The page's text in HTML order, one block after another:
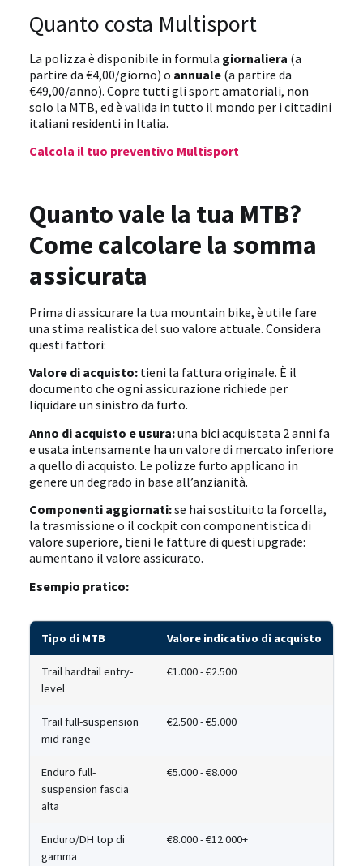
Quanto costa Multisport
La polizza è disponibile in formula giornaliera (a
partire da €4,00/giorno) o annuale(a partire da
€49,00/anno). Copre tutti gli sport amatoriali, non
solo la MTB, ed è valida in tutto il mondo per i cittadini
italiani residenti in Italia.
Calcola il tuo preventivo Multisport
Quanto vale la tua MTB?
Come calcolare la somma
assicurata
Prima di assicurare la tua mountain bike, è utile fare
una stima realistica del suo valore attuale. Considera
questi fattori:
Valore di acquisto:tieni la fattura originale. È il
documento che ogni assicurazione richiede per
liquidare un sinistro da furto.
Anno di acquisto e usura:una bici acquistata 2 anni fa
e usata intensamente ha un valore di mercato inferiore
a quello di acquisto. Le polizze furto applicano in
genere un degrado in base all’anzianità.
Componenti aggiornati:se hai sostituito la forcella,
la trasmissione o il cockpit con componentistica di
valore superiore, tieni le fatture di questi upgrade:
aumentano il valore assicurato.
Esempio pratico:
Tipo di MTB
Valore indicativo di acquisto
Trail hardtail entry-
level
€1.000 - €2.500
Trail full-suspension
mid-range
€2.500 - €5.000
Enduro full-
suspension fascia
alta
€5.000 - €8.000
Enduro/DH top di
gamma
€8.000 - €12.000+